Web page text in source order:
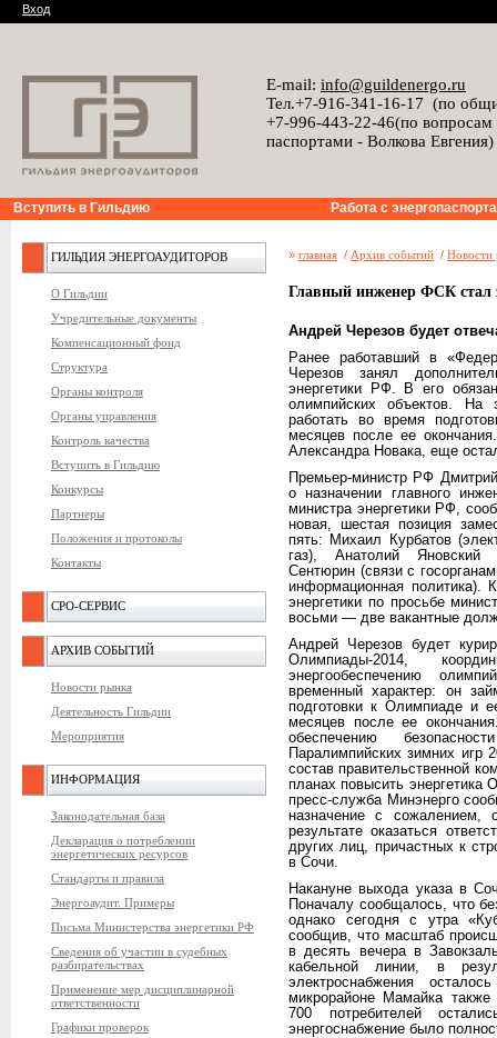
Вход
E-mail: info@guildenergo.ru
Тел.+7-916-341-16-17 (по
+7-996-443-22-46(по
паспортами - Волкова Евгения)
Вступить в Гильдию Работа с
ГИЛЬДИЯ ЭНЕРГОАУДИТОРОВ
О Гильдии
Учредительные документы
Компенсационный фонд
Структура
Органы контроля
Органы управления
Контроль качества
Вступить в Гильдию
Конкурсы
Партнеры
Положения и протоколы
Контакты
СРО-СЕРВИС
АРХИВ СОБЫТИЙ
Новости рынка
Деятельность Гильдии
Мероприятия
ИНФОРМАЦИЯ
Законодательная база
Декларация о потреблении
энергетических ресурсов
Стандарты и правила
Энергоаудит. Примеры
Письма Министерства энергетики РФ
Сведения об участии в судебных
разбирательствах
Применение мер дисциплинарной
ответственности
Графики проверок
» главная / Архив событий / Новости
Главный инженер ФСК стал
Андрей Черезов будет
Ранее работавший в
Черезов занял
энергетики РФ. В его
олимпийских объектов. На
работать во время
месяцев после ее
Александра Новака, еще
Премьер-министр РФ
о назначении главного
министра энергетики РФ,
новая, шестая позиция
пять: Михаил Курбатов
газ), Анатолий Яновский
Сентюрин (связи с
информационная политика).
энергетики по просьбе
восьми — две вакантные
Андрей Черезов будет
Олимпиады-2014,
энергообеспечению
временный характер: он
подготовки к Олимпиаде и
месяцев после ее
обеспечению
Паралимпийских зимних
состав правительственной
планах повысить энергетика
пресс-служба Минэнерго
назначение с сожалением,
результате оказаться
других лиц, причастных к
в Сочи.
Накануне выхода указа в
Поначалу сообщалось, что
однако сегодня с утра
сообщив, что масштаб
в десять вечера в
кабельной линии, в
электроснабжения
микрорайоне Мамайка
700 потребителей
энергоснабжение было